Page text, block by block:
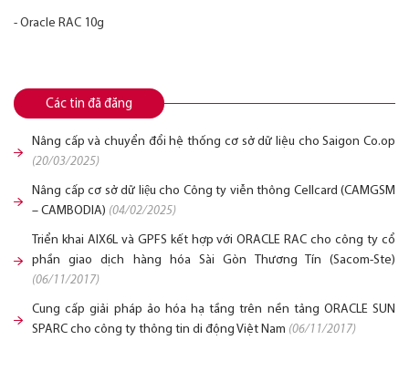
- Oracle RAC 10g
Các tin đã đăng
Nâng cấp và chuyển đổi hệ thống cơ sở dữ liệu cho Saigon Co.op
(20/03/2025)
Nâng cấp cơ sở dữ liệu cho Công ty viễn thông Cellcard (CAMGSM
– CAMBODIA) (04/02/2025)
Triển khai AIX6L và GPFS kết hợp với ORACLE RAC cho công ty cổ
phần giao dịch hàng hóa Sài Gòn Thương Tín (Sacom-Ste)
(06/11/2017)
Cung cấp giải pháp ảo hóa hạ tầng trên nền tảng ORACLE SUN
SPARC cho công ty thông tin di động Việt Nam (06/11/2017)